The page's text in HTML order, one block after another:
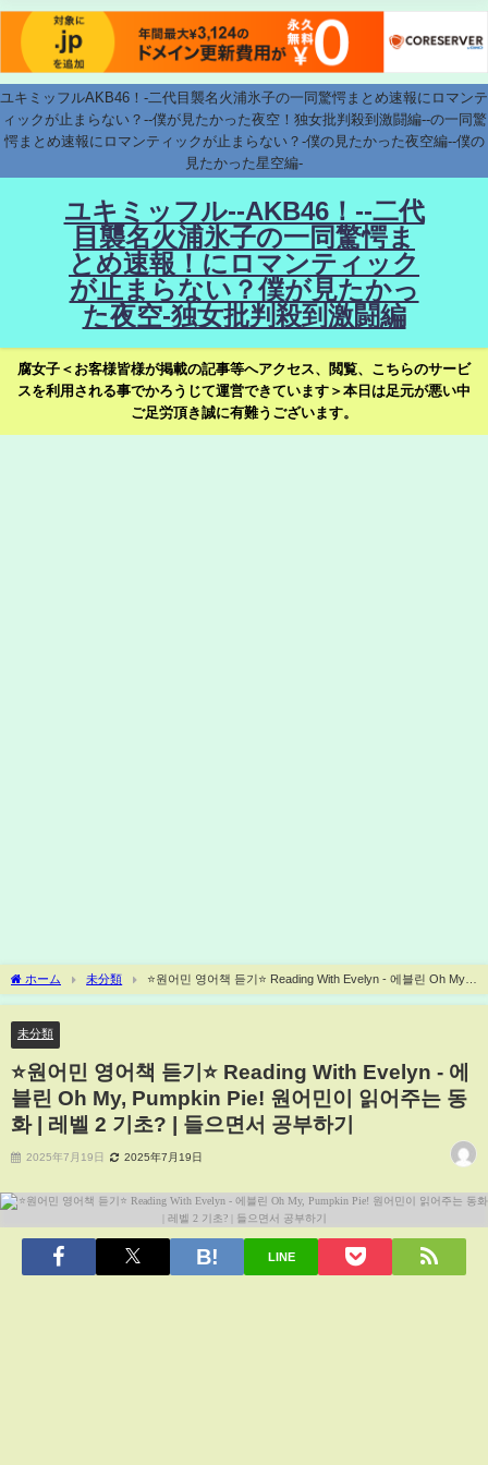
ユキミッフルAKB46！-二代目襲名火浦氷子の一同驚愕まとめ速報にロマンテ
ィックが止まらない？--僕が見たかった夜空！独女批判殺到激闘編--の一同驚
愕まとめ速報にロマンティックが止まらない？-僕の見たかった夜空編--僕の
見たかった星空編-
ユキミッフル--AKB46！--二代
目襲名火浦氷子の一同驚愕ま
とめ速報！にロマンティック
が止まらない？僕が見たかっ
た夜空-独女批判殺到激闘編
腐女子＜お客様皆様が掲載の記事等へアクセス、閲覧、こちらのサービ
スを利用される事でかろうじて運営できています＞本日は足元が悪い中
ご足労頂き誠に有難うございます。
ホーム 未分類
⭐️원어민 영어책 듣기⭐️ Reading With Evelyn - 에블린 Oh My,
Pumpkin Pie! 원어민이 읽어주는 동화 | 레벨 2 기초? | 들으면서 공부하기
未分類
⭐️원어민 영어책 듣기⭐️ Reading With Evelyn - 에
블린 Oh My, Pumpkin Pie! 원어민이 읽어주는 동
화 | 레벨 2 기초? | 들으면서 공부하기
2025年7月19日 2025年7月19日
LINE